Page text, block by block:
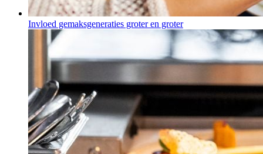
Invloed gemaksgeneraties groter en groter